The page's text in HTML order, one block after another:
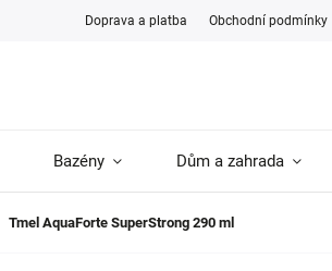
Doprava a platba Obchodní podmínky
Bazény Dům a zahrada
Tmel AquaForte SuperStrong 290 ml